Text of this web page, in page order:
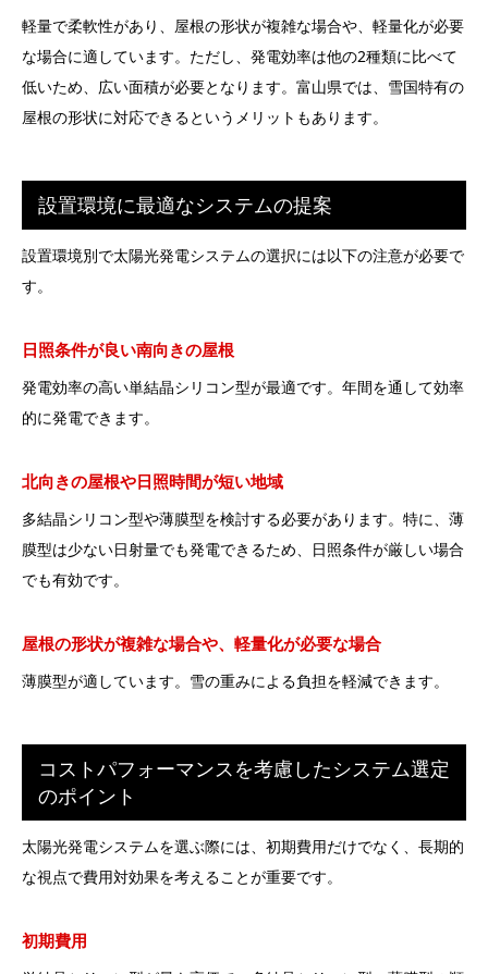
軽量で柔軟性があり、屋根の形状が複雑な場合や、軽量化が必要
な場合に適しています。ただし、発電効率は他の2種類に比べて
低いため、広い面積が必要となります。富山県では、雪国特有の
屋根の形状に対応できるというメリットもあります。
設置環境に最適なシステムの提案
設置環境別で太陽光発電システムの選択には以下の注意が必要で
す。
日照条件が良い南向きの屋根
発電効率の高い単結晶シリコン型が最適です。年間を通して効率
的に発電できます。
北向きの屋根や日照時間が短い地域
多結晶シリコン型や薄膜型を検討する必要があります。特に、薄
膜型は少ない日射量でも発電できるため、日照条件が厳しい場合
でも有効です。
屋根の形状が複雑な場合や、軽量化が必要な場合
薄膜型が適しています。雪の重みによる負担を軽減できます。
コストパフォーマンスを考慮したシステム選定
のポイント
太陽光発電システムを選ぶ際には、初期費用だけでなく、長期的
な視点で費用対効果を考えることが重要です。
初期費用